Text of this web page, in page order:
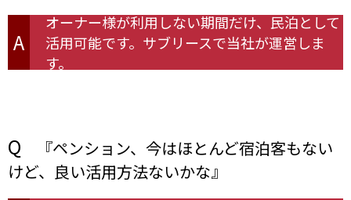
A
オーナー様が利用しない期間だけ、民泊として
活用可能です。サブリースで当社が運営しま
す。
Q
『ペンション、今はほとんど宿泊客もない
けど、良い活用方法ないかな』